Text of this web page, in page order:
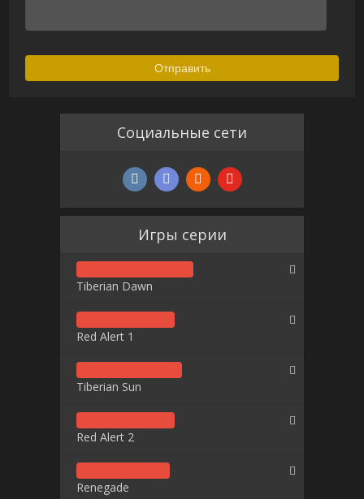
Социальные сети
Игры серии
Tiberian Dawn
Red Alert 1
Tiberian Sun
Red Alert 2
Renegade